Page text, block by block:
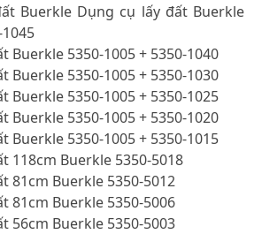
Buerkle Dụng cụ lấy đất Buerkle
Buerkle 5350-1005 + 5350-1040
Buerkle 5350-1005 + 5350-1030
Buerkle 5350-1005 + 5350-1025
Buerkle 5350-1005 + 5350-1020
Buerkle 5350-1005 + 5350-1015
118cm Buerkle 5350-5018
81cm Buerkle 5350-5012
81cm Buerkle 5350-5006
56cm Buerkle 5350-5003